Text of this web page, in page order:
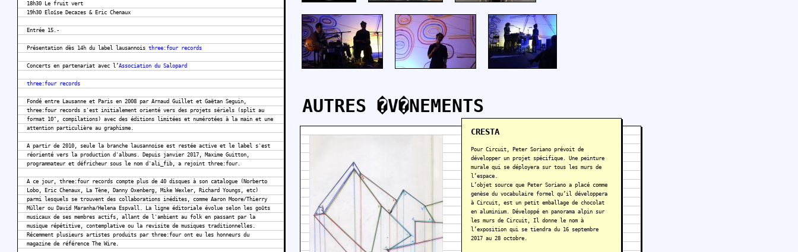
18h30 Le fruit vert
19h30 Eloïse Decazes & Eric Chenaux
Entrée 15.-
Présentation dès 14h du label lausannois three:four records
Concerts en partenariat avec l’Association du Salopard
three:four records
Fondé entre Lausanne et Paris en 2008 par Arnaud Guillet et Gaëtan Seguin,
three:four records s'est initialement orienté vers des projets sériels (split au
format 10", compilations) avec des éditions limitées et numérotées à la main et une
attention particulière au graphisme.
A partir de 2010, seule la branche lausannoise est restée active et le label s'est
réorienté vers la production d'albums. Depuis janvier 2017, Maxime Guitton,
programmateur et défricheur sous le nom d'ali_fib, a rejoint three:four.
A ce jour, three:four records compte plus de 40 disques à son catalogue (Norberto
Lobo, Eric Chenaux, La Tène, Danny Oxenberg, Mike Wexler, Richard Youngs, etc)
parmi lesquels se trouvent des collaborations inédites, comme Aaron Moore/Thierry
Müller ou David Maranha/Helena Espvall. La ligne éditoriale évolue selon les goûts
musicaux de ses membres actifs, allant de l'ambient au folk en passant par la
musique répétitive, contemplative ou la revisite de musiques traditionnelles.
Récemment plusieurs artistes produits par three:four ont eu les honneurs du
magazine de référence The Wire.
AUTRES �V�NEMENTS
CRESTA
Pour Circuit, Peter Soriano prévoit de
développer un projet spécifique. Une peinture
murale qui se déployera sur tous les murs de
l’espace.
L’objet source que Peter Soriano a placé comme
genèse du vocabulaire formel qu’il développera
à Circuit, est un petit emballage de chocolat
en aluminium. Développé en panorama alpin sur
les murs de Circuit, Il donne le nom à
l’exposition qui se tiendra du 16 septembre
2017 au 28 octobre.